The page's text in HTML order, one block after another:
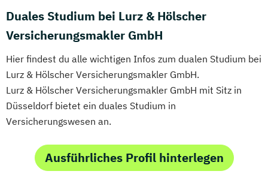
Duales Studium bei Lurz & Hölscher
Versicherungsmakler GmbH
Hier findest du alle wichtigen Infos zum dualen Studium bei
Lurz & Hölscher Versicherungsmakler GmbH.
Lurz & Hölscher Versicherungsmakler GmbH mit Sitz in
Düsseldorf bietet ein duales Studium in
Versicherungswesen an.
Ausführliches Profil hinterlegen